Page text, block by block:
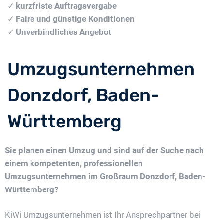
✓ kurzfriste Auftragsvergabe
✓ Faire und günstige Konditionen
✓ Unverbindliches Angebot
Umzugsunternehmen
Donzdorf, Baden-
Württemberg
Sie planen einen Umzug und sind auf der Suche nach
einem kompetenten, professionellen
Umzugsunternehmen im Großraum Donzdorf, Baden-
Württemberg?
KiWi Umzugsunternehmen ist Ihr Ansprechpartner bei